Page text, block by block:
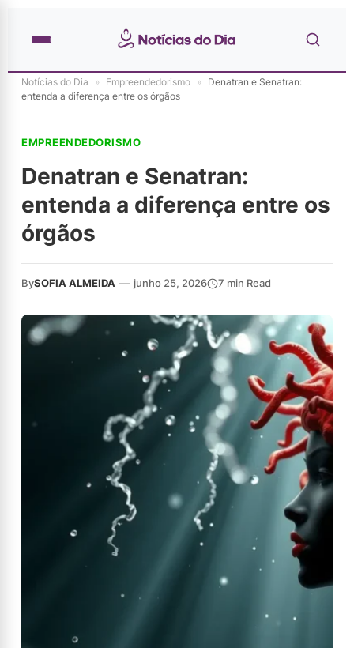
Notícias do Dia » Empreendedorismo » Denatran e Senatran:
entenda a diferença entre os órgãos
EMPREENDEDORISMO
Denatran e Senatran:
entenda a diferença entre os
órgãos
BySOFIA ALMEIDA — junho 25, 2026 7 min Read